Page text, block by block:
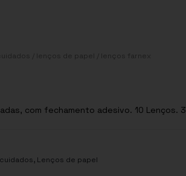
lenços de papel / lenços farnex
com fechamento adesivo. 10 Lenços. 3
, Lenços de papel